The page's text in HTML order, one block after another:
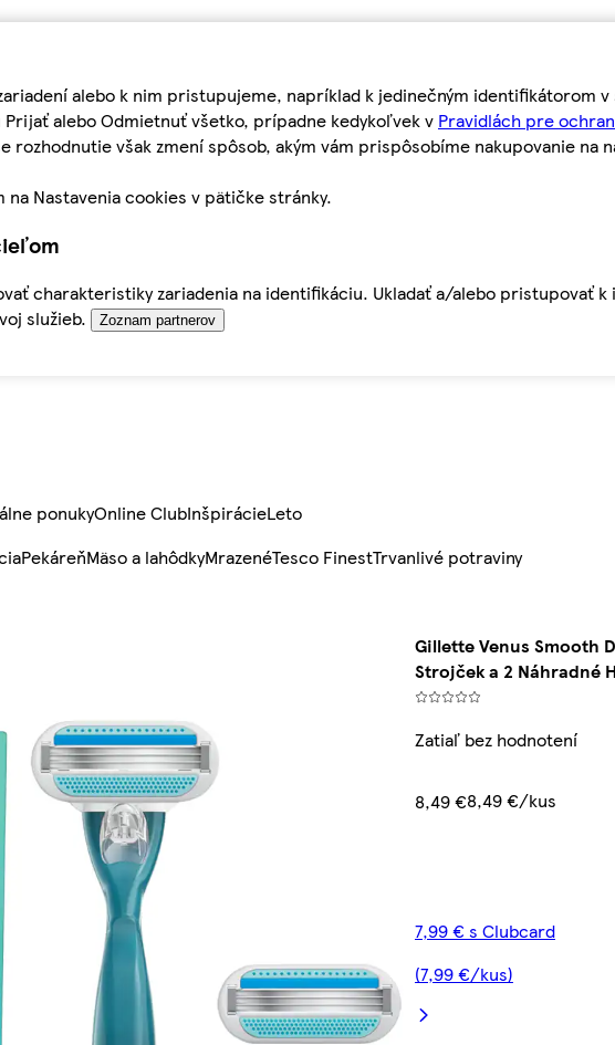
alebo k nim pristupujeme, napríklad k jedinečným identifikátorom
alebo Odmietnuť všetko, prípadne kedykoľvek v Pravidlách pre
rozhodnutie však zmení spôsob, akým vám prispôsobíme nakupovanie na
Nastavenia cookies v pätičke stránky.
charakteristiky zariadenia na identifikáciu. Ukladať a/alebo pristupovať
služieb.
Zoznam partnerov
ponukyOnline ClubInšpirácieLeto
PekáreňMäso a lahôdkyMrazenéTesco FinestTrvanlivé potraviny
Gillette Venus Smooth
Strojček a 2 Náhradné
Zatiaľ bez hodnotení
8,49 €8,49 €/kus
7,99 € s Clubcard
(7,99 €/kus)